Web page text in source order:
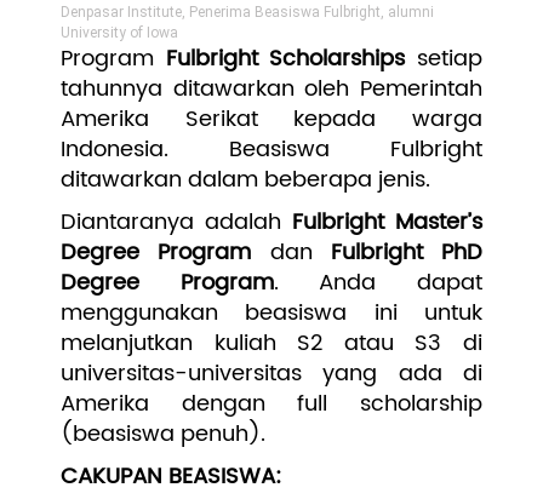
Denpasar Institute, Penerima Beasiswa Fulbright, alumni
University of Iowa
Program Fulbright Scholarshipssetiap
tahunnya ditawarkan oleh Pemerintah
Amerika Serikat kepada warga
Indonesia. Beasiswa Fulbright
ditawarkan dalam beberapa jenis.
Diantaranya adalah Fulbright Master’s
Degree Program dan Fulbright PhD
Degree Program. Anda dapat
menggunakan beasiswa ini untuk
melanjutkan kuliah S2 atau S3 di
universitas-universitas yang ada di
Amerika dengan full scholarship
(beasiswa penuh).
CAKUPAN BEASISWA: